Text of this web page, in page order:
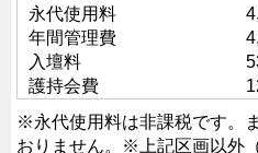
永代使用料
年間管理費
入壇料
護持会費
※永代使用料は非課税です。
おりません。
※上記区画以外